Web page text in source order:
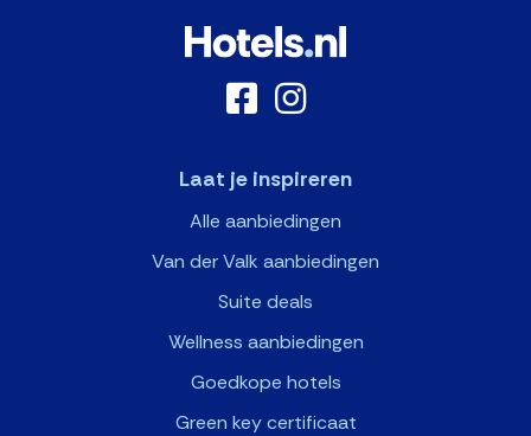
Laat je inspireren
Alle aanbiedingen
Van der Valk aanbiedingen
Suite deals
Wellness aanbiedingen
Goedkope hotels
Green key certificaat